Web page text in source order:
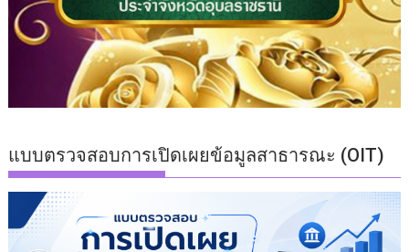
แบบตรวจสอบการเปิดเผยข้อมูลสาธารณะ (OIT)